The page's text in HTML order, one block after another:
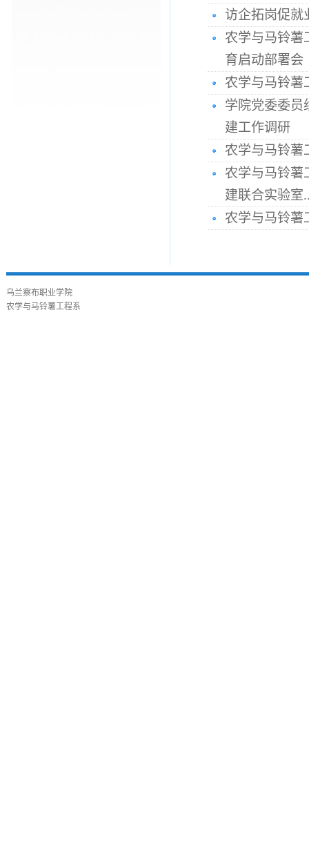
访企拓岗促就
农学与马铃薯
育启动部署会
农学与马铃薯
学院党委委员
建工作调研
农学与马铃薯
农学与马铃薯
建联合实验室
农学与马铃薯
乌兰察布职业学院
农学与马铃薯工程系